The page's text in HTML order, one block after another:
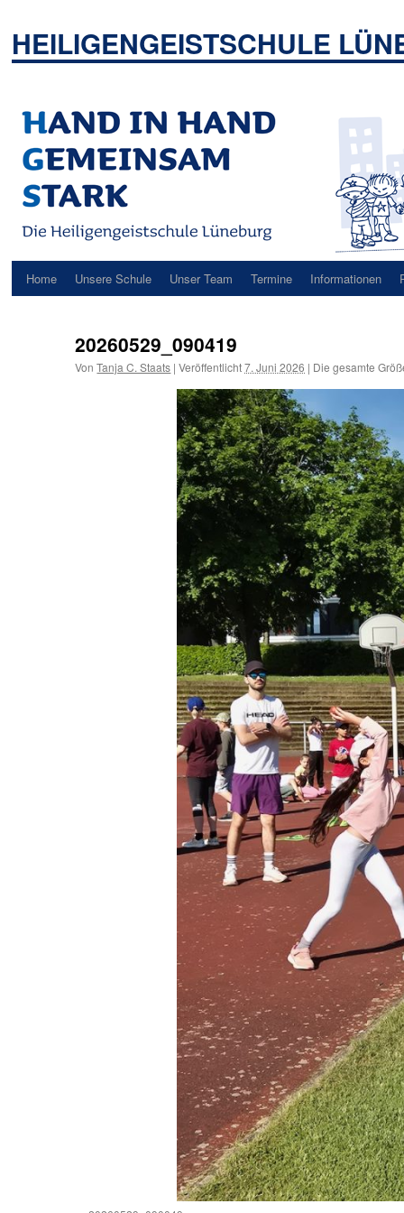
springen
HEILIGENGEISTSCHULE
Home Unsere Schule Unser Team Termine Informationen
20260529_090419
Von Tanja C. Staats | Veröffentlicht 7. Juni 2026 | Die gesamte